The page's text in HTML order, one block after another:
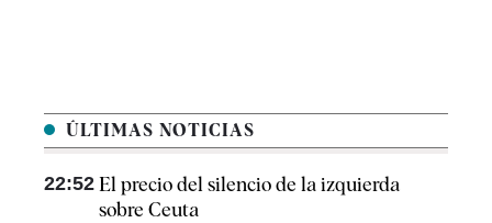
ÚLTIMAS NOTICIAS
22:52 El precio del silencio de la izquierda
sobre Ceuta